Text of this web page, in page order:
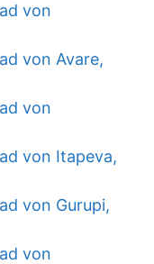
von
von Avare,
von
von Itapeva,
von Gurupi,
von